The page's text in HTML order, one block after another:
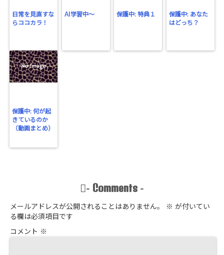
日常を見直すな
らココカラ！
AI学習中〜 保護中: 特典１
保護中: あなた
はどっち？
保護中: 何が起
きているのか
（動画まとめ）
- Comments -
メールアドレスが公開されることはありません。 ※ が付いてい
る欄は必須項目です
コメント ※